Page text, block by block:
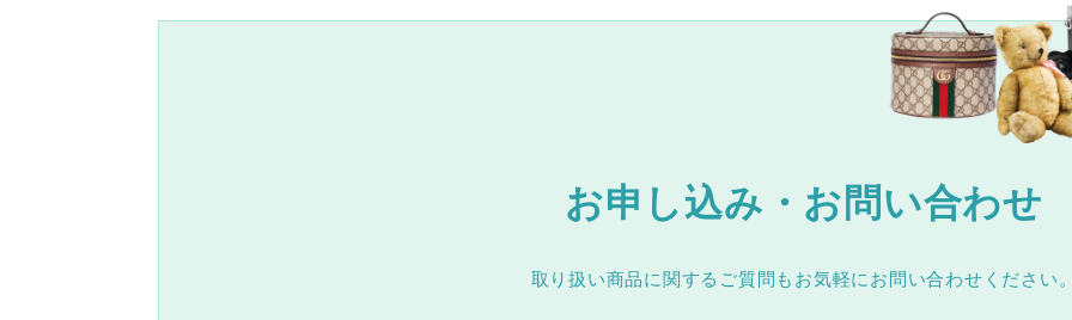
お申し込み・お問い合わせ
取り扱い商品に関するご質問もお気軽にお問い合わせください